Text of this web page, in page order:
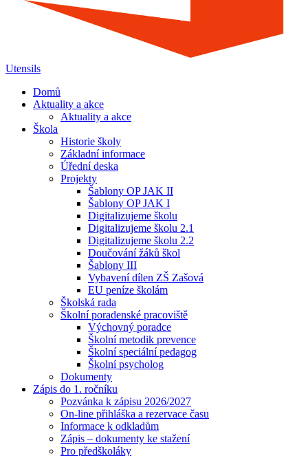
Utensils
Domů
Aktuality a akce
Aktuality a akce
Škola
Historie školy
Základní informace
Úřední deska
Projekty
Šablony OP JAK II
Šablony OP JAK I
Digitalizujeme školu
Digitalizujeme školu 2.1
Digitalizujeme školu 2.2
Doučování žáků škol
Šablony III
Vybavení dílen ZŠ Zašová
EU peníze školám
Školská rada
Školní poradenské pracoviště
Výchovný poradce
Školní metodik prevence
Školní speciální pedagog
Školní psycholog
Dokumenty
Zápis do 1. ročníku
Pozvánka k zápisu 2026/2027
On-line přihláška a rezervace času
Informace k odkladům
Zápis – dokumenty ke stažení
Pro předškoláky